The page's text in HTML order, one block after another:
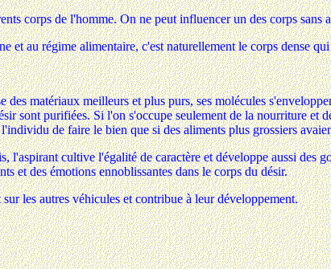
corps de l'homme. On ne peut influencer un des corps
et au régime alimentaire, c'est naturellement le corps dense
des matériaux meilleurs et plus purs, ses molécules
sont purifiées. Si l'on s'occupe seulement de la nourriture
de faire le bien que si des aliments plus grossiers
l'aspirant cultive l'égalité de caractère et développe aussi
et des émotions ennoblissantes dans le corps du désir.
les autres véhicules et contribue à leur développement.